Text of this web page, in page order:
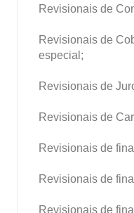
Revisionais de
Revisionais de
especial;
Revisionais de
Revisionais de
Revisionais de
Revisionais de
Revisionais de